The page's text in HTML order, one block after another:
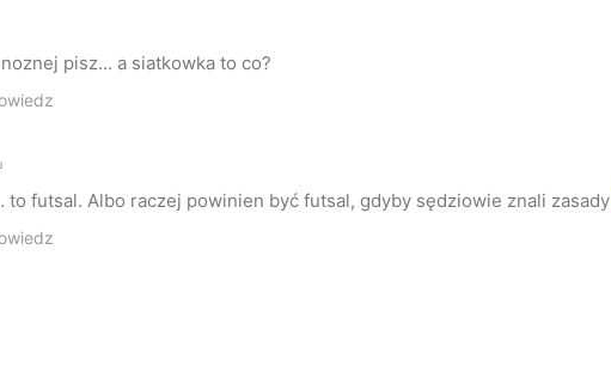
pisz… a siatkowka to co?
to futsal. Albo raczej powinien być futsal, gdyby sędziowie znali zasady